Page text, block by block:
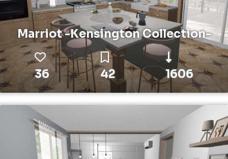
Marriot -Kensington Collection-
36 42 1606